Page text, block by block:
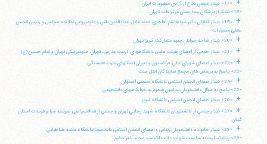
+
«17» ديدار انجمن دفاع از آزادي مطبوعات ايران
«18» تشكر از پزشكان بيمارستان مركز قلب تهران
+
«19» ديدار آقايان دكتر سيدهاشم آقاجري، احمد قابل، عمادالدين باقي و عليمزروعي نماينده مجلس و رئيس انجمن
صنفي مطبوعات
+ «20» ديدار شاخه جوانان جبهه مشاركت شرق تهران
+ «21» ديدار جمعي از اعضاي هيئت علمي دانشگاههاي: تربيت مدرس، تهران، علومپزشكي تهران و امام حسين (ع)
+
«22» ديدار اعضاي شوراي عالي، فراكسيون و دبيران استانهاي حزب همبستگي
«23» پاسخ به پرسش هاي مجمع نمايندگان اهل سنت
+
«24» ديدار اعضاي انجمن اسلامي دانشگاه صنعتي اصفهان
«25» پاسخ به سؤال دانشجويان پيرامون هجوم به خوابگاههاي دانشجويي
+ «26» ديدار اعضاي انجمن اسلامي دانشگاه تبريز
+
«27» ديدار جمعي از دانشجويان دانشگاه شهيد رجايي تهران و جمعي از فعالانسياسي صومعه سرا و فومنات استان
گيلان
+
«28» ديدار خانواده دانشجويان زنداني و اعضاي انجمن اسلامي دانشجوياندانشگاه علامه طباطبايي
«29» پيام تسليت به مناسبت شهادت آيت الله سيد محمد باقر حكيم